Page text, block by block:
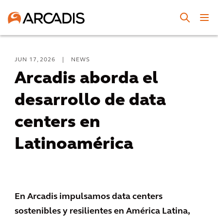
JUN 17, 2026 NEWS
Arcadis aborda el
desarrollo de data
centers en
Latinoamérica
En Arcadis impulsamos data centers
sostenibles y resilientes en América Latina,